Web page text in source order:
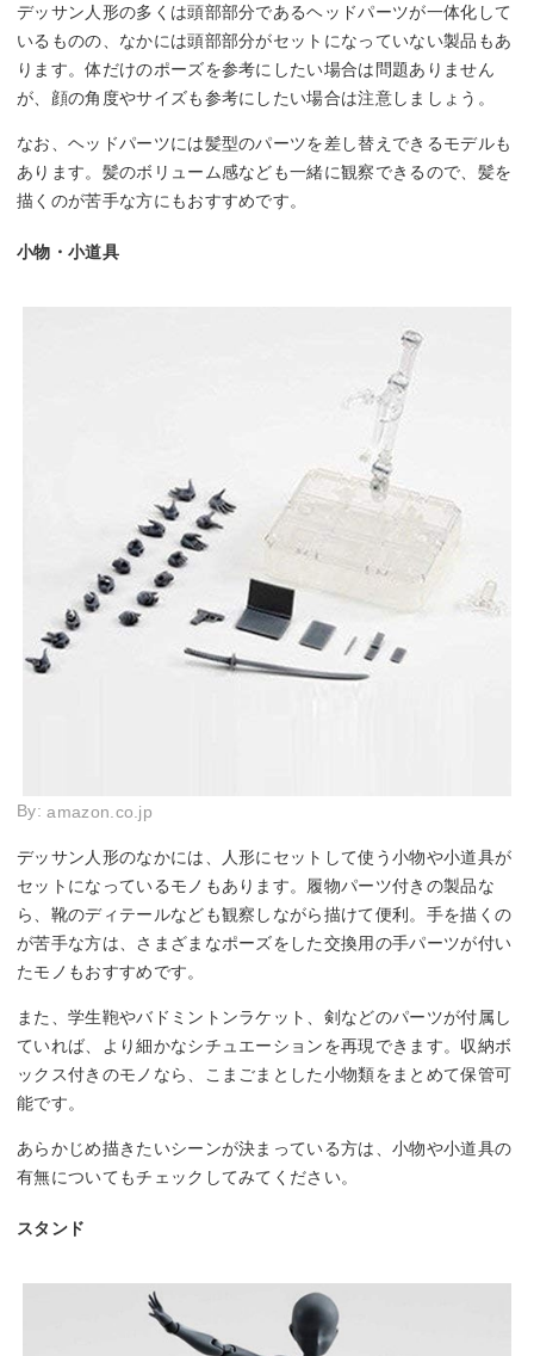
デッサン人形の多くは頭部部分であるヘッドパーツが一体化して
いるものの、なかには頭部部分がセットになっていない製品もあ
ります。体だけのポーズを参考にしたい場合は問題ありません
が、顔の角度やサイズも参考にしたい場合は注意しましょう。
なお、ヘッドパーツには髪型のパーツを差し替えできるモデルも
あります。髪のボリューム感なども一緒に観察できるので、髪を
描くのが苦手な方にもおすすめです。
小物・小道具
By:amazon.co.jp
デッサン人形のなかには、人形にセットして使う小物や小道具が
セットになっているモノもあります。履物パーツ付きの製品な
ら、靴のディテールなども観察しながら描けて便利。手を描くの
が苦手な方は、さまざまなポーズをした交換用の手パーツが付い
たモノもおすすめです。
また、学生鞄やバドミントンラケット、剣などのパーツが付属し
ていれば、より細かなシチュエーションを再現できます。収納ボ
ックス付きのモノなら、こまごまとした小物類をまとめて保管可
能です。
あらかじめ描きたいシーンが決まっている方は、小物や小道具の
有無についてもチェックしてみてください。
スタンド